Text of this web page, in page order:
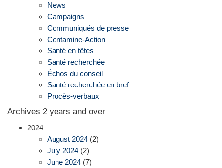
News
Campaigns
Communiqués de presse
Contamine-Action
Santé en têtes
Santé recherchée
Échos du conseil
Santé recherchée en bref
Procès-verbaux
Archives 2 years and over
2024
August 2024 (2)
July 2024 (2)
June 2024 (7)